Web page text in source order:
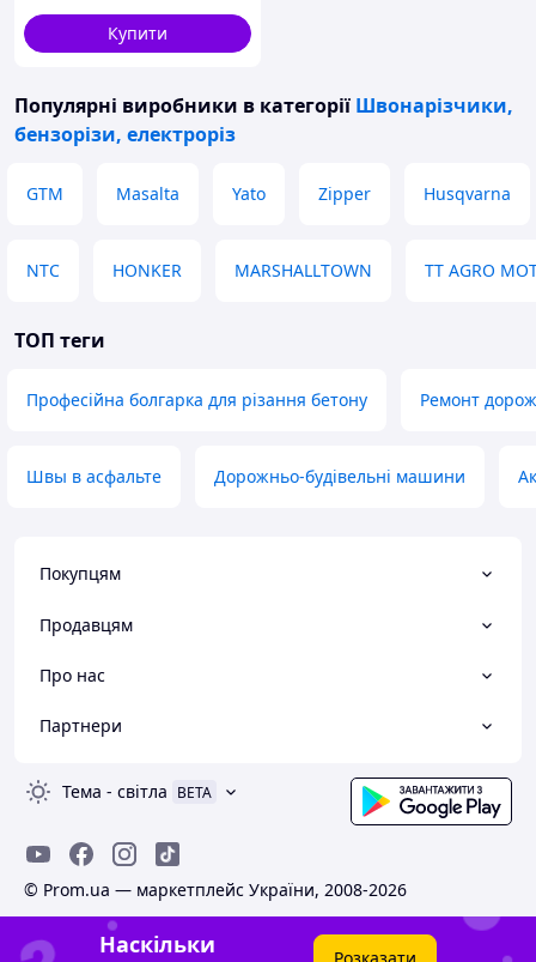
Купити
Популярні виробники в категорії Швонарізчики,
бензорізи, електроріз
GTM Masalta Yato Zipper Husqvarna
NTC HONKER MARSHALLTOWN TT AGRO
ТОП теги
Професійна болгарка для різання бетону Ремонт
Швы в асфальте Дорожньо-будівельні машини
Покупцям
Продавцям
Про нас
Партнери
Тема - світла BETA
© Prom.ua — маркетплейс України, 2008-2026
Наскільки